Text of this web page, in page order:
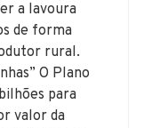
a lavoura
de forma
rural.
O Plano
para
valor da